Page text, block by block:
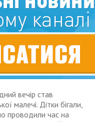
вечір став
малечі. Дітки бігали,
проводили час на